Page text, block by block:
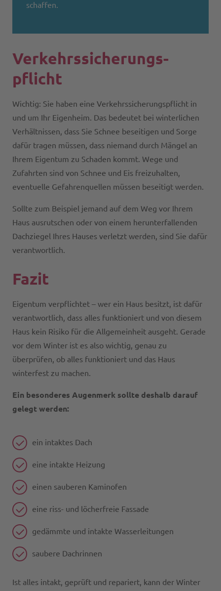
schaffen.
Verkehrs­sicherungs­
pflicht
Wichtig: Sie haben eine Verkehrssicherungspflicht in
und um Ihr Eigenheim. Das bedeutet bei winterlichen
Verhältnissen, dass Sie Schnee beseitigen und Sorge
dafür tragen müssen, dass niemand durch Mängel an
Ihrem Eigentum zu Schaden kommt. Wege und
Zufahrten sind von Schnee und Eis freizuhalten,
eventuelle Gefahrenquellen müssen beseitigt werden.
Sollte zum Beispiel jemand auf dem Weg vor Ihrem
Haus ausrutschen oder von einem herunterfallenden
Dachziegel Ihres Hauses verletzt werden, sind Sie dafür
verantwortlich.
Fazit
Eigentum verpflichtet – wer ein Haus besitzt, ist dafür
verantwortlich, dass alles funktioniert und von diesem
Haus kein Risiko für die Allgemeinheit ausgeht. Gerade
vor dem Winter ist es also wichtig, genau zu
überprüfen, ob alles funktioniert und das Haus
winterfest zu machen.
Ein besonderes Augenmerk sollte deshalb darauf
gelegt werden:
ein intaktes Dach
eine intakte Heizung
einen sauberen Kaminofen
eine riss- und löcherfreie Fassade
gedämmte und intakte Wasserleitungen
saubere Dachrinnen
Ist alles intakt, geprüft und repariert, kann der Winter